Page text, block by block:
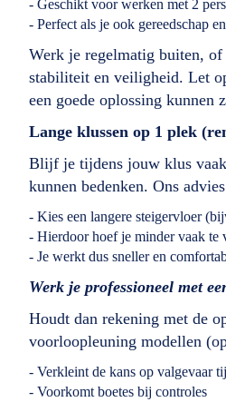
- Geschikt voor werken met 2
- Perfect als je ook gereedschap
Werk je regelmatig buiten,
stabiliteit en veiligheid. Let
een goede oplossing kunnen
Lange klussen op 1 plek
Blijf je tijdens jouw klus
kunnen bedenken. Ons
- Kies een langere steigervloer
- Hierdoor hoef je minder vaak te
- Je werkt dus sneller en
Werk je professioneel met
Houdt dan rekening met de
voorloopleuning modellen
- Verkleint de kans op valgevaar
- Voorkomt boetes bij controles